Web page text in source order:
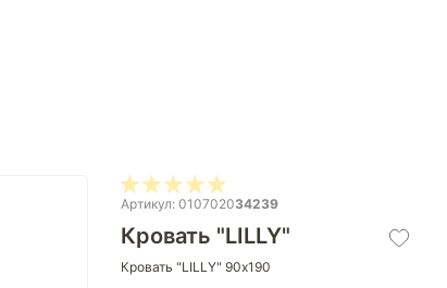
Артикул: 010702034239
Кровать "LILLY"
Кровать "LILLY" 90х190